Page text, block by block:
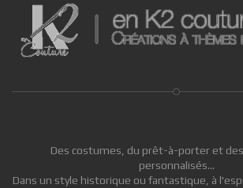
Des costumes, du prêt-à-porter et
personnalisés...
Dans un style historique ou fantastique, à